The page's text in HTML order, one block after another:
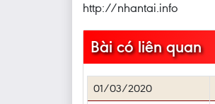
http://nhantai.info
Bài có liên quan
01/03/2020